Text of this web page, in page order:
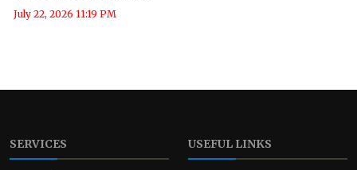
July 22, 2026 11:19 PM
SERVICES USEFUL LINKS